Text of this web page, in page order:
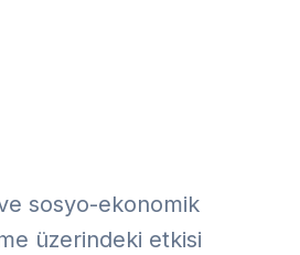
sosyo-ekonomik
üzerindeki etkisi